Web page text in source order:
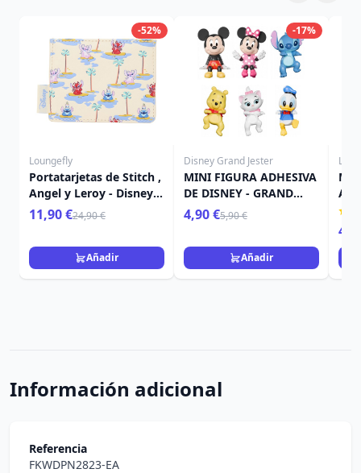
-52%
Loungefly
Portatarjetas de Stitch ,
Angel y Leroy - Disney
Loungefly Lilo & Stitch
11,90 €24,90 €
Añadir
-17%
Disney Grand Jester
MINI FIGURA ADHESIVA
DE DISNEY - GRAND
JESTER
4,90 €5,90 €
Añadir
Información adicional
Referencia
FKWDPN2823-EA